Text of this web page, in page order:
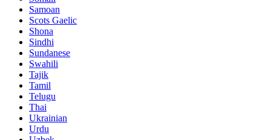
Samoan
Scots Gaelic
Shona
Sindhi
Sundanese
Swahili
Tajik
Tamil
Telugu
Thai
Ukrainian
Urdu